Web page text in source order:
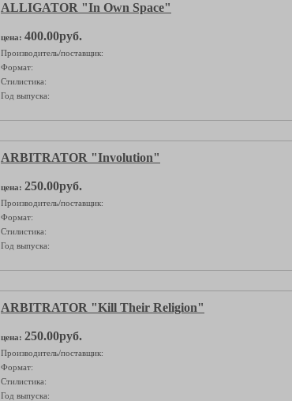
ALLIGATOR "In Own Space"
цена: 400.00руб.
Производитель/поставщик:
Формат:
Стилистика:
Год выпуска:
ARBITRATOR "Involution"
цена: 250.00руб.
Производитель/поставщик:
Формат:
Стилистика:
Год выпуска:
ARBITRATOR "Kill Their Religion"
цена: 250.00руб.
Производитель/поставщик:
Формат:
Стилистика:
Год выпуска: